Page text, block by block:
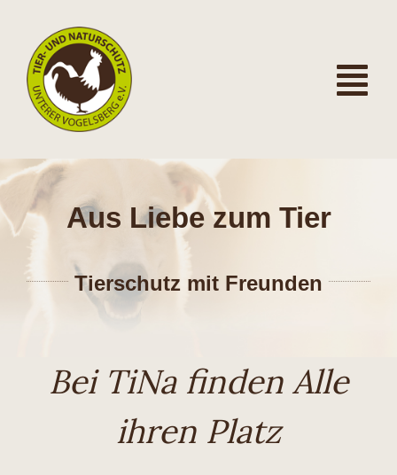
Inhalt
springen
News
Über uns
Unsere Themen
Infos
Aus Liebe zum Tier
Tierschutz mit Freunden
Bei TiNa finden Alle
ihren Platz